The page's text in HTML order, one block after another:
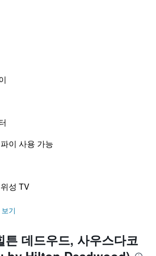
이 사용 가능
성 TV
기
튼 데드우드, 사우스다코